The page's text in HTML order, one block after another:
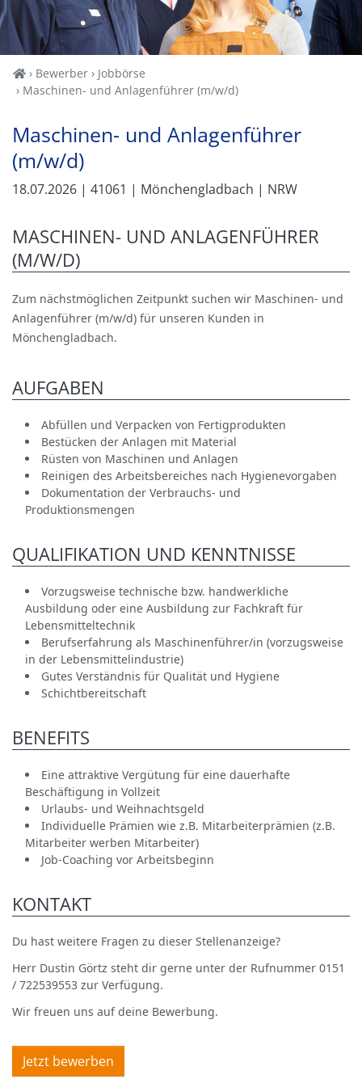
Home
Bewerber
Jobbörse
Maschinen- und Anlagenführer (m/w/d)
Maschinen- und Anlagenführer
(m/w/d)
18.07.2026 | 41061 | Mönchengladbach | NRW
MASCHINEN- UND ANLAGENFÜHRER
(M/W/D)
Zum nächstmöglichen Zeitpunkt suchen wir Maschinen- und
Anlagenführer (m/w/d) für unseren Kunden in
Mönchengladbach.
AUFGABEN
Abfüllen und Verpacken von Fertigprodukten
Bestücken der Anlagen mit Material
Rüsten von Maschinen und Anlagen
Reinigen des Arbeitsbereiches nach Hygienevorgaben
Dokumentation der Verbrauchs- und
Produktionsmengen
QUALIFIKATION UND KENNTNISSE
Vorzugsweise technische bzw. handwerkliche
Ausbildung oder eine Ausbildung zur Fachkraft für
Lebensmitteltechnik
Berufserfahrung als Maschinenführer/in (vorzugsweise
in der Lebensmittelindustrie)
Gutes Verständnis für Qualität und Hygiene
Schichtbereitschaft
BENEFITS
Eine attraktive Vergütung für eine dauerhafte
Beschäftigung in Vollzeit
Urlaubs- und Weihnachtsgeld
Individuelle Prämien wie z.B. Mitarbeiterprämien (z.B.
Mitarbeiter werben Mitarbeiter)
Job-Coaching vor Arbeitsbeginn
KONTAKT
Du hast weitere Fragen zu dieser Stellenanzeige?
Herr Dustin Görtz steht dir gerne unter der Rufnummer 0151
/ 722539553 zur Verfügung.
Wir freuen uns auf deine Bewerbung.
Jetzt bewerben